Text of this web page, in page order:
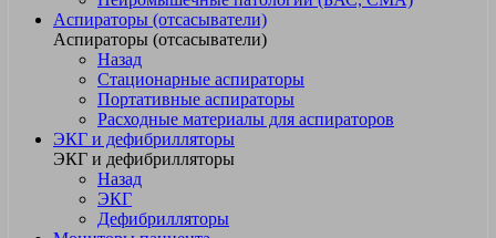
Аспираторы (отсасыватели)
Аспираторы (отсасыватели)
Назад
Стационарные аспираторы
Портативные аспираторы
Расходные материалы для аспираторов
ЭКГ и дефибрилляторы
ЭКГ и дефибрилляторы
Назад
ЭКГ
Дефибрилляторы